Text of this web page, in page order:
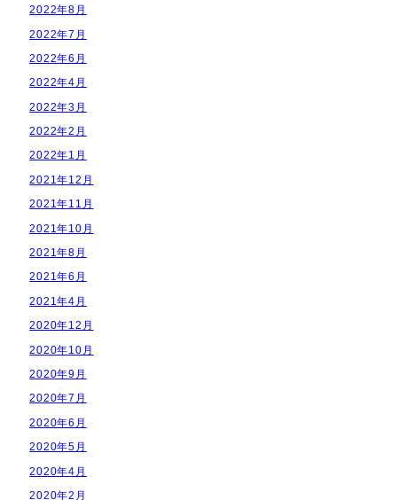
2022年8月
2022年7月
2022年6月
2022年4月
2022年3月
2022年2月
2022年1月
2021年12月
2021年11月
2021年10月
2021年8月
2021年6月
2021年4月
2020年12月
2020年10月
2020年9月
2020年7月
2020年6月
2020年5月
2020年4月
2020年2月